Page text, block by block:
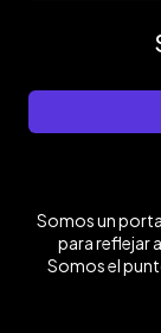
Somos un
para reflejar
Somos el